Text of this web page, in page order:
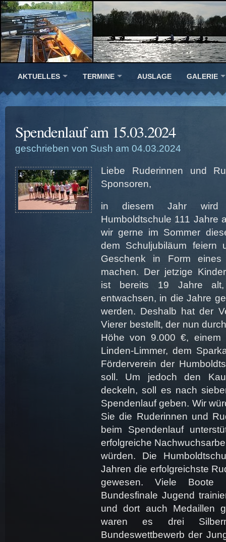
AKTUELLES TERMINE AUSLAGE GALERIE
Spendenlauf am 15.03.2024
geschrieben von Sush am 04.03.2024
Liebe Ruderinnen und
Sponsoren,
in diesem Jahr wird
Humboldtschule 111 Jahre
wir gerne im Sommer
dem Schuljubiläum
Geschenk in Form eines
machen. Der jetzige
ist bereits 19 Jahre alt,
entwachsen, in die Jahre
werden. Deshalb hat der
Vierer bestellt, der nun
Höhe von 9.000 €, einem
Linden-Limmer, dem
Förderverein der
soll. Um jedoch den
deckeln, soll es nach
Spendenlauf geben. Wir
Sie die Ruderinnen und
beim Spendenlauf
erfolgreiche
würden. Die
Jahren die erfolgreichste
gewesen. Viele
Bundesfinale Jugend
und dort auch Medaillen
waren es drei
Bundeswettbewerb der